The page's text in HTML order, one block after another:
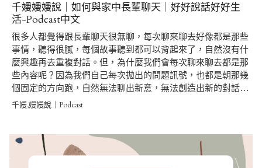
千嫚嫚嫚說｜如何與家中長輩聊天｜好好說話好好生
活-Podcast中文
很多人都覺得跟長輩聊天很無聊，每次聊來聊去好像都是那些
事情，聽得很膩，每個故事聽到都可以背起來了，自然沒有什
麼興趣再去重複對話。但，為什麼我們會每次聊來聊去都是那
些內容呢？因為我們自己每次拋出的問題訊號，也都是朝那幾
個固定的方向跑，自然無法聊出新意，無法創造出新的對話…
千嫚,嫚嫚說｜Podcast